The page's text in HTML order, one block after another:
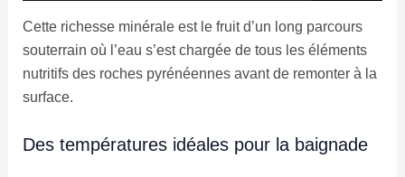
Cette richesse minérale est le fruit d’un long parcours
souterrain où l’eau s’est chargée de tous les éléments
nutritifs des roches pyrénéennes avant de remonter à la
surface.
Des températures idéales pour la baignade